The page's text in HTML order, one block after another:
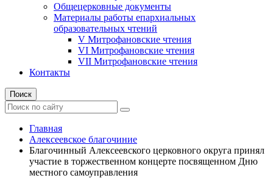
Общецерковные документы
Материалы работы епархиальных
образовательных чтений
V Митрофановские чтения
VI Митрофановские чтения
VII Митрофановские чтения
Контакты
Поиск
Главная
Алексеевское благочиние
Благочинный Алексеевского церковного округа принял
участие в торжественном концерте посвященном Дню
местного самоуправления